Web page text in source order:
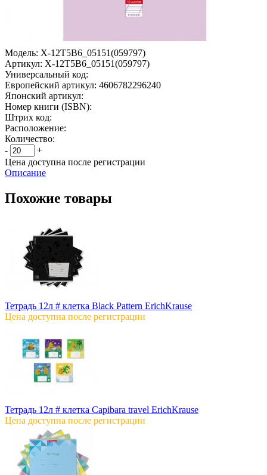
Модель: Х-12Т5В6_05151(059797)
Артикул: Х-12Т5В6_05151(059797)
Универсальный код:
Европейский артикул: 4606782296240
Японский артикул:
Номер книги (ISBN):
Штрих код:
Расположение:
Количество:
-
+
Цена доступна после регистрации
Описание
Похожие товары
Тетрадь 12л # клетка Black Pattern ErichKrause
Цена доступна после регистрации
Тетрадь 12л # клетка Capibara travel ErichKrause
Цена доступна после регистрации